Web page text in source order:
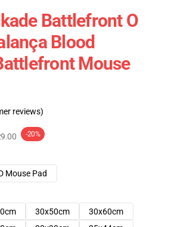
Battlefront O
Blood
Mouse
reviews)
-20%
Mouse Pad
30x50cm
30x60cm